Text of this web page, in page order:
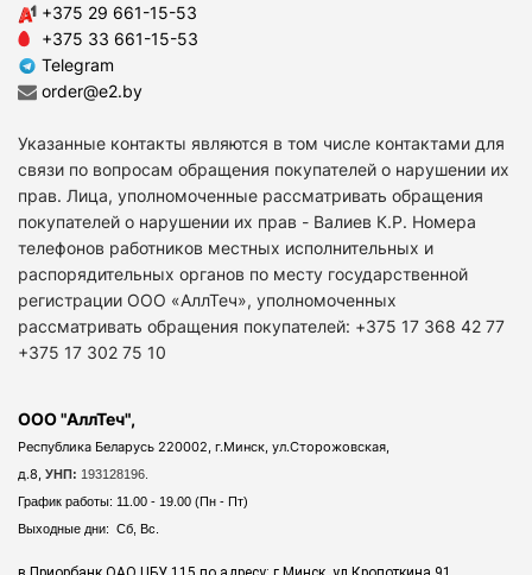
+375 29 661-15-53
+375 33 661-15-53
Telegram
order@e2.by
Указанные контакты являются в том числе контактами для
связи по вопросам обращения покупателей о нарушении их
прав. Лица, уполномоченные рассматривать обращения
покупателей о нарушении их прав - Валиев К.Р. Номера
телефонов работников местных исполнительных и
распорядительных органов по месту государственной
регистрации ООО «АллТеч», уполномоченных
рассматривать обращения покупателей: +375 17 368 42 77
+375 17 302 75 10
ООО "АллТеч",
Республика Беларусь 220002, г.Минск, ул.Сторожовская,
д.8, УНП: 193128196.
График работы: 11.00 - 19.00 (Пн - Пт)
Выходные дни: Сб, Вс.